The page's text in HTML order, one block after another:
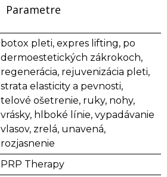
Parametre
botox pleti, expres lifting, po
dermoestetických zákrokoch,
regenerácia, rejuvenizácia pleti,
strata elasticity a pevnosti,
telové ošetrenie, ruky, nohy,
vrásky, hlboké línie, vypadávanie
vlasov, zrelá, unavená,
rozjasnenie
PRP Therapy